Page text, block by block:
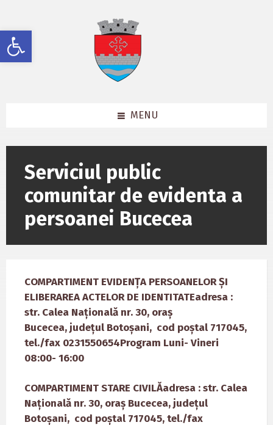
Deschide bara de unelte
content
left
sidebar
footer
MENU
Serviciul public
comunitar de evidenta a
persoanei Bucecea
COMPARTIMENT EVIDENȚA PERSOANELOR ȘI
ELIBERAREA ACTELOR DE IDENTITATEadresa :
str. Calea Națională nr. 30, oraș
Bucecea, județul Botoșani, cod poștal 717045,
tel./fax 0231550654Program Luni- Vineri
08:00- 16:00
COMPARTIMENT STARE CIVILĂadresa : str. Calea
Națională nr. 30, oraș Bucecea, județul
Botoșani, cod poștal 717045, tel./fax